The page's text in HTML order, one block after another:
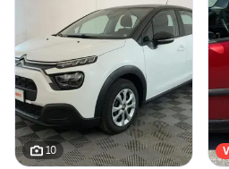
10